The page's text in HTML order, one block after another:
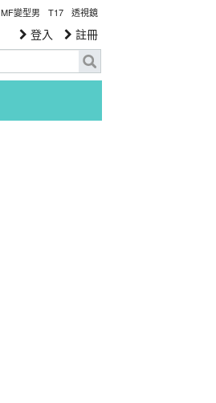
MF變型男 T17 透視鏡
登入 註冊